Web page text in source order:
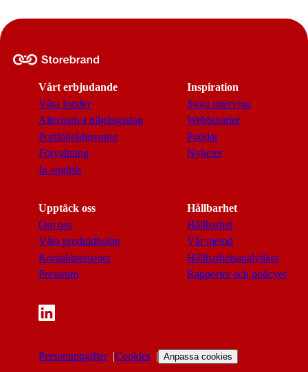
Vårt erbjudande
Våra fonder
Alternativa tillgångsslag
Portföljrådgivning
Förvaltning
In english
Inspiration
Stora intervjun
Webbinarier
Poddar
Nyheter
Upptäck oss
Om oss
Våra produktbolag
Kontaktpersoner
Pressrum
Hållbarhet
Hållbarhet
Vår metod
Hållbarhetsanalytiker
Rapporter och policyer
Personuppgifter Cookies Anpassa cookies